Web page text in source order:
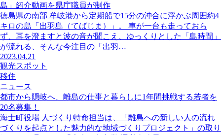
島」紹介動画を県庁職員が制作
徳島県の南部 牟岐港から定期船で15分の沖合に浮かぶ周囲約4
キロの島「出羽島（てばじま）」。 車が一台も走っておら
ず、耳を澄ますと波の音が聞こえ、ゆっくりとした「島時間」
が流れる、そんな今注目の「出羽…
2023.04.21
観光スポット
移住
ニュース
都市から隠岐へ、離島の仕事と暮らしに1年間挑戦する若者を
20名募集！
海士町役場 人づくり特命担当は、「離島への新しい人の流れ
づくりを起点とした魅力的な地域づくりプロジェクト」の取り